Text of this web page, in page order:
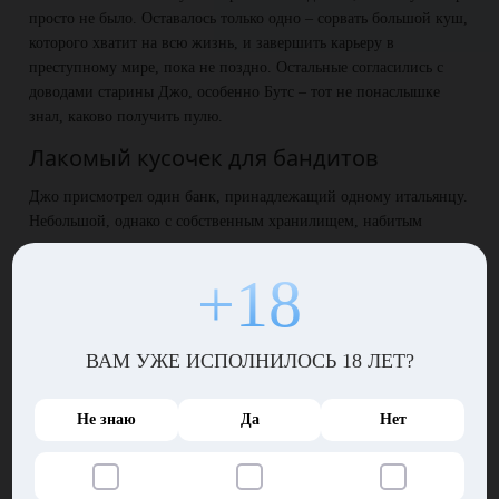
просто не было. Оставалось только одно – сорвать большой куш,
которого хватит на всю жизнь, и завершить карьеру в
преступному мире, пока не поздно. Остальные согласились с
доводами старины Джо, особенно Бутс – тот не понаслышке
знал, каково получить пулю.
Лакомый кусочек для бандитов
Джо присмотрел один банк, принадлежащий одному итальянцу.
Небольшой, однако с собственным хранилищем, набитым
золотом и деньгами клиентов.
С охраной там было так себе – очевидно хозяин больше надеялся
на камеры, легавых и небольшой отряд ребятишек с пушками,
снимают крутые боевики, а, скорее, на неповоротливых убийц
сделать все быстро, то можно взять целую кучу денег и золота!
+18
ВАМ УЖЕ ИСПОЛНИЛОСЬ 18 ЛЕТ?
Не знаю Да Нет